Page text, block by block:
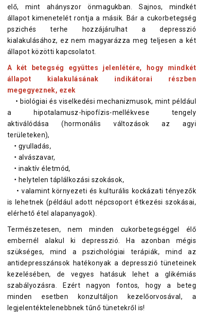
elő, mint ahányszor önmagukban. Sajnos, mindkét
állapot kimenetelét rontja a másik. Bár a cukorbetegség
pszichés terhe hozzájárulhat a depresszió
kialakulásához, ez nem magyarázza meg teljesen a két
állapot közötti kapcsolatot.
A két betegség együttes jelenlétére, hogy mindkét
állapot kialakulásának indikátorai részben
megegyeznek, ezek
• biológiai és viselkedési mechanizmusok, mint például
a hipotalamusz-hipofízis-mellékvese tengely
aktiválódása (hormonális változások az agyi
területeken),
• gyulladás,
• alvászavar,
• inaktív életmód,
• helytelen táplálkozási szokások,
• valamint környezeti és kulturális kockázati tényezők
is lehetnek (például adott népcsoport étkezési szokásai,
elérhető étel alapanyagok).
Természetesen, nem minden cukorbetegséggel élő
embernél alakul ki depresszió. Ha azonban mégis
szükséges, mind a pszichológiai terápiák, mind az
antidepresszánsok hatékonyak a depresszió tüneteinek
kezelésében, de vegyes hatásuk lehet a glikémiás
szabályozásra. Ezért nagyon fontos, hogy a beteg
minden esetben konzultáljon kezelőorvosával, a
legjelentéktelenebbnek tűnő tünetekről is!